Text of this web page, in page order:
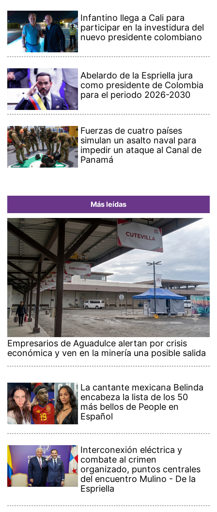
Infantino llega a Cali para
participar en la investidura del
nuevo presidente colombiano
Abelardo de la Espriella jura
como presidente de Colombia
para el periodo 2026-2030
Fuerzas de cuatro países
simulan un asalto naval para
impedir un ataque al Canal de
Panamá
Más leídas
Empresarios de Aguadulce alertan por crisis
económica y ven en la minería una posible salida
La cantante mexicana Belinda
encabeza la lista de los 50
más bellos de People en
Español
Interconexión eléctrica y
combate al crimen
organizado, puntos centrales
del encuentro Mulino - De la
Espriella